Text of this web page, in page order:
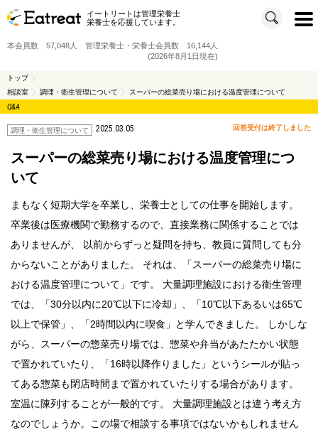
イートリートは管理栄養士
栄養士を応援しています。
t
o
a
i
o
n
本会員数 57,048人 管理栄養士・栄養士会員数 16,144人
(2026年8月1日現在)
トップ
相談室
調理・衛生管理について スーパーの総菜売り場における温度管理について
Q&A
調理・衛生管理について 2025.03.05 回答受付は終了しました
スーパーの総菜売り場における温度管理につ
いて
まもなく短期大学を卒業し、栄養士としての仕事を開始します。
卒業後は医療機関で勤務するので、直接業務に関係することでは
ありませんが、 以前からずっと疑問を持ち、教員に質問しても分
からないことがありました。 それは、「スーパーの総菜売り場に
おける温度管理について」です。 大量調理施設における衛生管理
では、「30分以内に20℃以下に冷却」、「10℃以下あるいは65℃
以上で保管」、「2時間以内に喫食」と学んできました。 しかしな
がら、スーパーの惣菜売り場では、惣菜や弁当があたたかい状態
で置かれていたり、「16時以降作りました」というシールが貼っ
てある惣菜も閉店時間まで置かれていたりする場合があります。
室温に陳列することが一般的です。 大量調理施設とは違う考え方
なのでしょうか。この場で相談する事項ではないかもしれません